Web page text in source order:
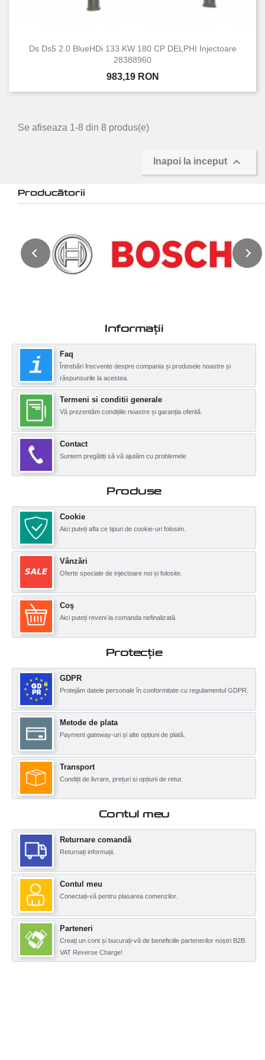
Ds Ds5 2.0 BlueHDi 133 KW 180 CP DELPHI Injectoare
28388960
Pret
983,19 RON
Se afiseaza 1-8 din 8 produs(e)
Inapoi la inceput 
Producătorii
Informații
Faq
Întrebări frecvente despre compania și produsele noastre și
răspunsurile la acestea.
Termeni si conditii generale
Vă prezentăm condițiile noastre și garanția oferită.
Contact
Suntem pregătiți să vă ajutăm cu problemele
Produse
Cookie
Aici puteți afla ce tipuri de cookie-uri folosim.
Vânzări
Oferte speciale de injectoare noi și folosite.
Coş
Aici puteți reveni la comanda nefinalizată.
Protecţie
GDPR
Protejăm datele personale în conformitate cu regulamentul GDPR.
Metode de plata
Payment gateway-uri și alte opțiuni de plată.
Transport
Condiții de livrare, prețuri si opțiuni de retur.
Contul meu
Returnare comandă
Returnați informații.
Contul meu
Conectați-vă pentru plasarea comenzilor.
Parteneri
Creați un cont și bucurați-vă de beneficiile partenerilor noștri B2B.
VAT Reverse Charge!